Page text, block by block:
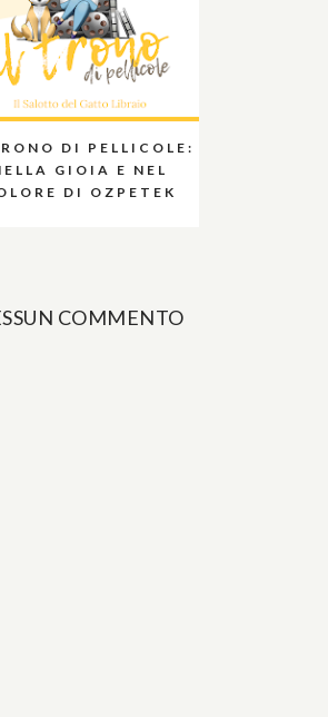
DI PELLICOLE:
GIOIA E NEL
DI OZPETEK
COMMENTO